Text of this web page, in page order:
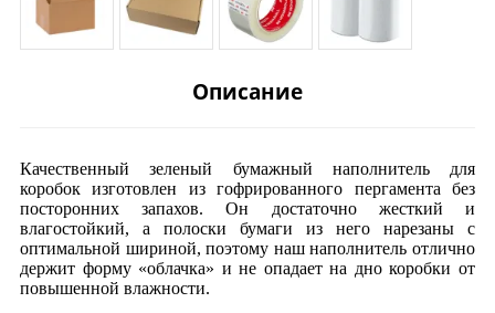
Описание
Качественный зеленый бумажный наполнитель для
коробок изготовлен из гофрированного пергамента без
посторонних запахов. Он достаточно жесткий и
влагостойкий, а полоски бумаги из него нарезаны с
оптимальной шириной, поэтому наш наполнитель отлично
держит форму «облачка» и не опадает на дно коробки от
повышенной влажности.